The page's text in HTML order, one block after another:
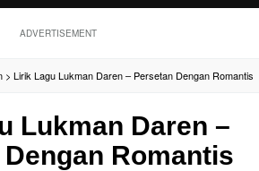
ADVERTISEMENT
> Lirik Lagu Lukman Daren – Persetan Dengan Romantis
Lukman Daren –
Romantis